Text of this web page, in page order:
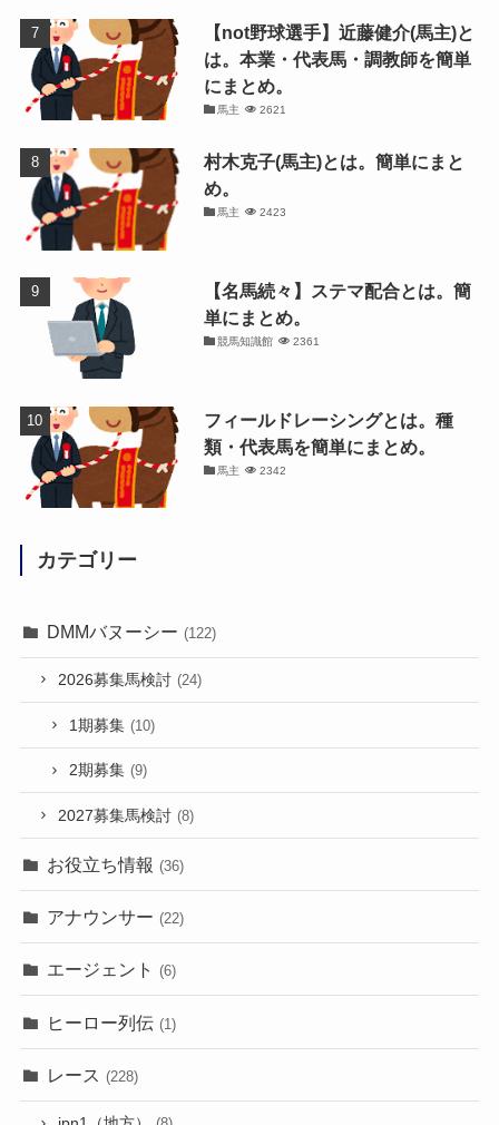
【not野球選手】近藤健介(馬主)と
は。本業・代表馬・調教師を簡単
にまとめ。
馬主 2621
村木克子(馬主)とは。簡単にまと
め。
馬主 2423
【名馬続々】ステマ配合とは。簡
単にまとめ。
競馬知識館 2361
フィールドレーシングとは。種
類・代表馬を簡単にまとめ。
馬主 2342
カテゴリー
DMMバヌーシー (122)
2026募集馬検討 (24)
1期募集 (10)
2期募集 (9)
2027募集馬検討 (8)
お役立ち情報 (36)
アナウンサー (22)
エージェント (6)
ヒーロー列伝 (1)
レース (228)